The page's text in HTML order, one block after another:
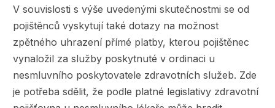
V souvislosti s výše uvedenými skutečnostmi se od
pojištěnců vyskytují také dotazy na možnost
zpětného uhrazení přímé platby, kterou pojištěnec
vynaložil za služby poskytnuté v ordinaci u
nesmluvního poskytovatele zdravotních služeb. Zde
je potřeba sdělit, že podle platné legislativy zdravotní